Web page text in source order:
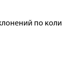
по